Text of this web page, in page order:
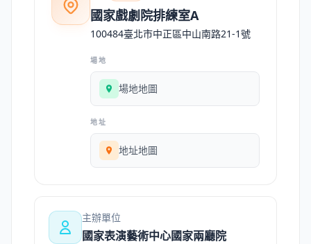
國家戲劇院排練室A
100484臺北市中正區中山南路21-1號
場地
場地地圖
地址
地址地圖
主辦單位
國家表演藝術中心國家兩廳院